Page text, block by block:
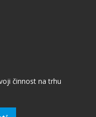
činnost na trhu